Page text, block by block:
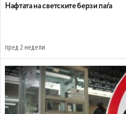
Нафтата на светските берзи паѓа
пред 2 недели